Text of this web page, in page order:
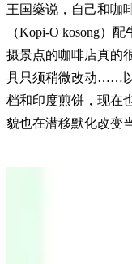
王国燊说，自己和咖
（Kopi-O kosong）
摄景点的咖啡店真的
具只须稍微改动……
档和印度煎饼，现在
貌也在潜移默化改变